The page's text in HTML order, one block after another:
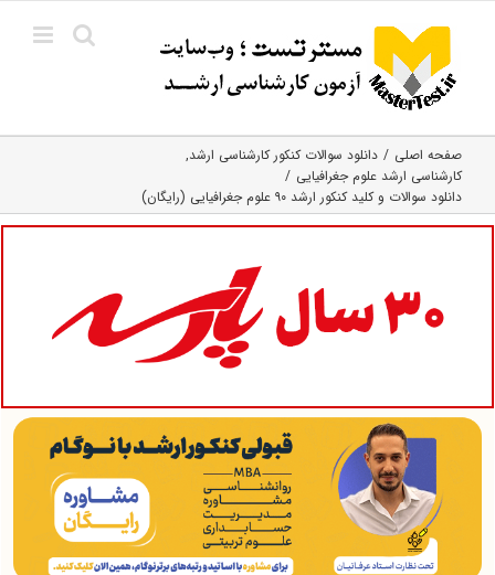
content
صفحه اصلی
دانلود سوالات کنکور کارشناسی ارشد
کارشناسی ارشد علوم جغرافیایی
دانلود سوالات و کلید کنکور ارشد ۹۰ علوم جغرافیایی (رایگان)